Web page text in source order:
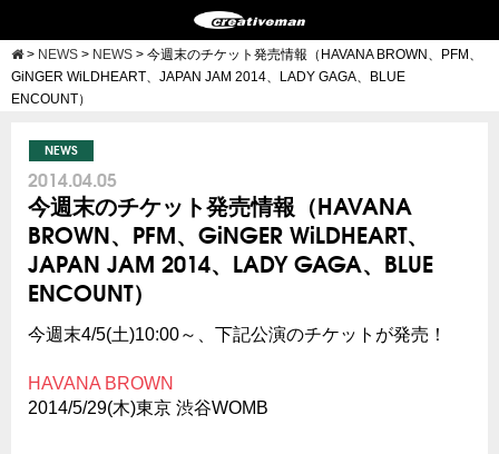
> NEWS > NEWS > 今週末のチケット発売情報（HAVANA BROWN、PFM、
GiNGER WiLDHEART、JAPAN JAM 2014、LADY GAGA、BLUE
ENCOUNT）
NEWS
2014.04.05
今週末のチケット発売情報（HAVANA
BROWN、PFM、GiNGER WiLDHEART、
JAPAN JAM 2014、LADY GAGA、BLUE
ENCOUNT）
今週末4/5(土)10:00～、下記公演のチケットが発売！
HAVANA BROWN
2014/5/29(木)東京 渋谷WOMB